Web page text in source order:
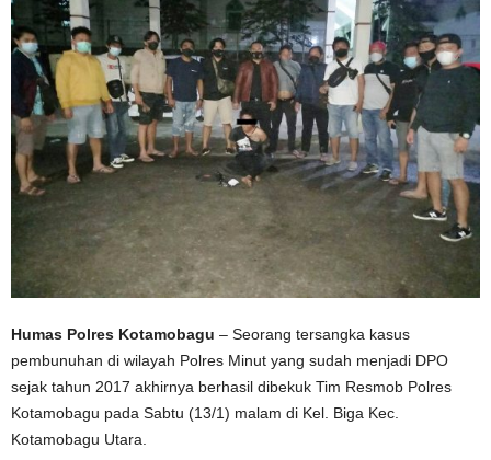
Humas Polres Kotamobagu – Seorang tersangka kasus
pembunuhan di wilayah Polres Minut yang sudah menjadi DPO
sejak tahun 2017 akhirnya berhasil dibekuk Tim Resmob Polres
Kotamobagu pada Sabtu (13/1) malam di Kel. Biga Kec.
Kotamobagu Utara.